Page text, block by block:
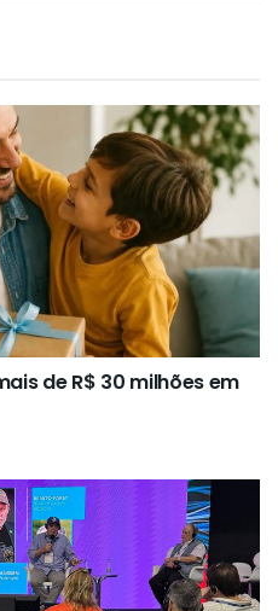
de R$ 30 milhões em